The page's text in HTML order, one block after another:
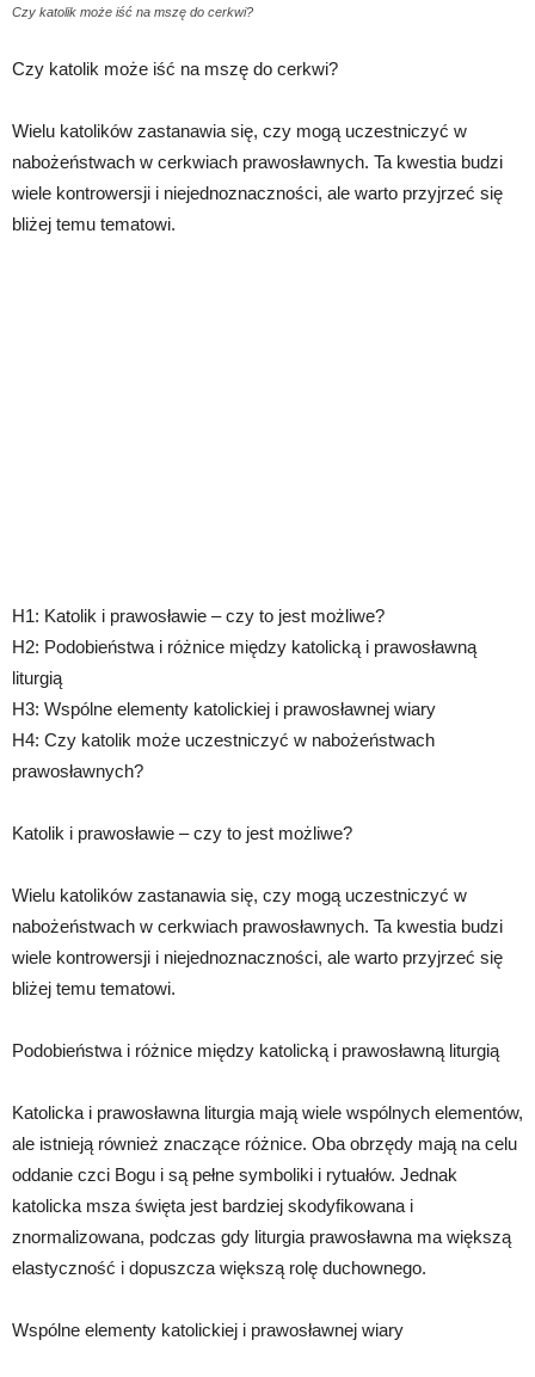
Czy katolik może iść na mszę do cerkwi?
Czy katolik może iść na mszę do cerkwi?
Wielu katolików zastanawia się, czy mogą uczestniczyć w
nabożeństwach w cerkwiach prawosławnych. Ta kwestia budzi
wiele kontrowersji i niejednoznaczności, ale warto przyjrzeć się
bliżej temu tematowi.
H1: Katolik i prawosławie – czy to jest możliwe?
H2: Podobieństwa i różnice między katolicką i prawosławną
liturgią
H3: Wspólne elementy katolickiej i prawosławnej wiary
H4: Czy katolik może uczestniczyć w nabożeństwach
prawosławnych?
Katolik i prawosławie – czy to jest możliwe?
Wielu katolików zastanawia się, czy mogą uczestniczyć w
nabożeństwach w cerkwiach prawosławnych. Ta kwestia budzi
wiele kontrowersji i niejednoznaczności, ale warto przyjrzeć się
bliżej temu tematowi.
Podobieństwa i różnice między katolicką i prawosławną liturgią
Katolicka i prawosławna liturgia mają wiele wspólnych elementów,
ale istnieją również znaczące różnice. Oba obrzędy mają na celu
oddanie czci Bogu i są pełne symboliki i rytuałów. Jednak
katolicka msza święta jest bardziej skodyfikowana i
znormalizowana, podczas gdy liturgia prawosławna ma większą
elastyczność i dopuszcza większą rolę duchownego.
Wspólne elementy katolickiej i prawosławnej wiary